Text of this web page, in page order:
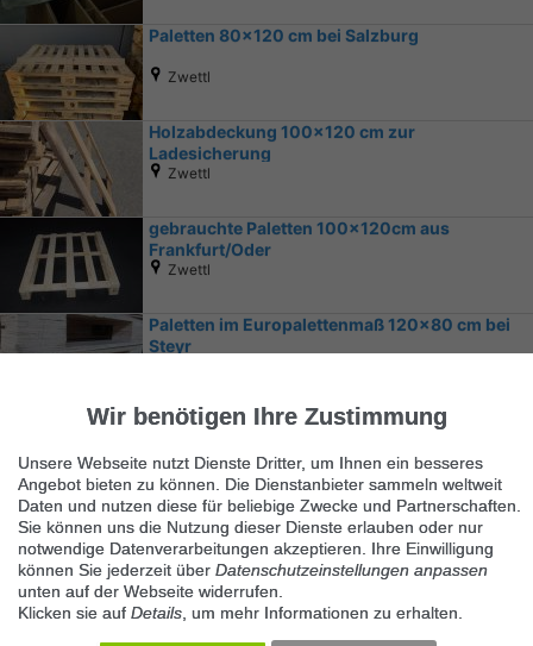
Paletten 80x120 cm bei Salzburg
Zwettl
Holzabdeckung 100x120 cm zur
Ladesicherung
Zwettl
gebrauchte Paletten 100x120cm aus
Frankfurt/Oder
Zwettl
Paletten im Europalettenmaß 120x80 cm bei
Steyr
Ähnliche Suchbegriffe
Marktplatz
Wir benötigen Ihre Zustimmung
Unsere Webseite nutzt Dienste Dritter, um Ihnen ein besseres
Angebot bieten zu können. Die Dienstanbieter sammeln weltweit
Daten und nutzen diese für beliebige Zwecke und Partnerschaften.
Sie können uns die Nutzung dieser Dienste erlauben oder nur
notwendige Datenverarbeitungen akzeptieren. Ihre Einwilligung
können Sie jederzeit über Datenschutzeinstellungen anpassen
unten auf der Webseite widerrufen.
Klicken sie auf Details , um mehr Informationen zu erhalten.